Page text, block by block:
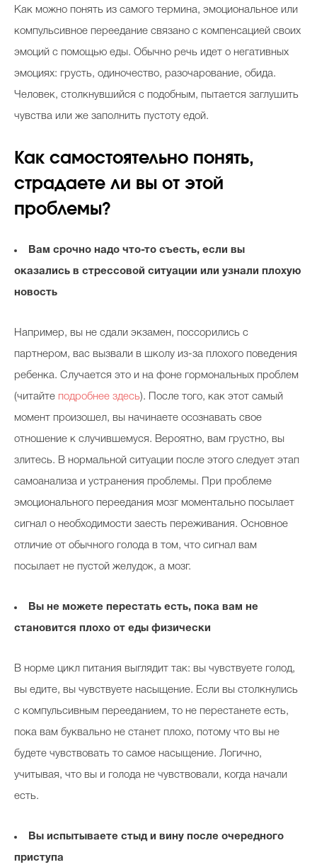
Как можно понять из самого термина, эмоциональное или
компульсивное переедание связано с компенсацией своих
эмоций с помощью еды. Обычно речь идет о негативных
эмоциях: грусть, одиночество, разочарование, обида.
Человек, столкнувшийся с подобным, пытается заглушить
чувства или же заполнить пустоту едой.
Как самостоятельно понять,
страдаете ли вы от этой
проблемы?
Вам срочно надо что-то съесть, если вы
оказались в стрессовой ситуации или узнали плохую
новость
Например, вы не сдали экзамен, поссорились с
партнером, вас вызвали в школу из-за плохого поведения
ребенка. Случается это и на фоне гормональных проблем
(читайте подробнее здесь). После того, как этот самый
момент произошел, вы начинаете осознавать свое
отношение к случившемуся. Вероятно, вам грустно, вы
злитесь. В нормальной ситуации после этого следует этап
самоанализа и устранения проблемы. При проблеме
эмоционального переедания мозг моментально посылает
сигнал о необходимости заесть переживания. Основное
отличие от обычного голода в том, что сигнал вам
посылает не пустой желудок, а мозг.
Вы не можете перестать есть, пока вам не
становится плохо от еды физически
В норме цикл питания выглядит так: вы чувствуете голод,
вы едите, вы чувствуете насыщение. Если вы столкнулись
с компульсивным перееданием, то не перестанете есть,
пока вам буквально не станет плохо, потому что вы не
будете чувствовать то самое насыщение. Логично,
учитывая, что вы и голода не чувствовали, когда начали
есть.
Вы испытываете стыд и вину после очередного
приступа